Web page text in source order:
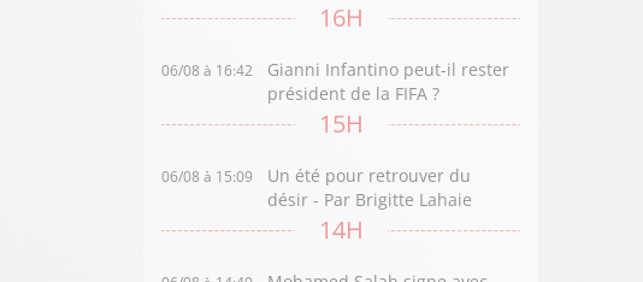
16H
06/08 à 16:42
Gianni Infantino peut-il rester
président de la FIFA ?
15H
06/08 à 15:09
Un été pour retrouver du
désir - Par Brigitte Lahaie
14H